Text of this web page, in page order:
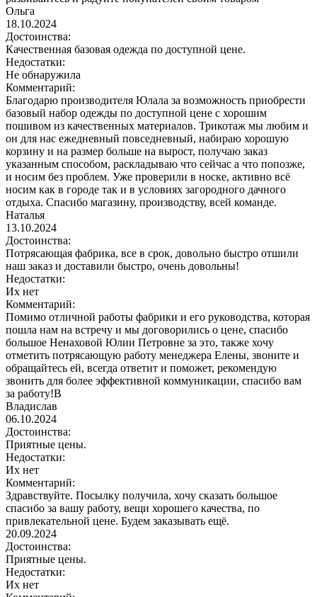
Ольга
18.10.2024
Достоинства:
Качественная базовая одежда по доступной цене.
Недостатки:
Не обнаружила
Комментарий:
Благодарю производителя Юлала за возможность приобрести
базовый набор одежды по доступной цене с хорошим
пошивом из качественных материалов. Трикотаж мы любим и
он для нас ежедневный повседневный, набираю хорошую
корзину и на размер больше на вырост, получаю заказ
указанным способом, раскладываю что сейчас а что попозже,
и носим без проблем. Уже проверили в носке, активно всё
носим как в городе так и в условиях загородного дачного
отдыха. Спасибо магазину, производству, всей команде.
Наталья
13.10.2024
Достоинства:
Потрясающая фабрика, все в срок, довольно быстро отшили
наш заказ и доставили быстро, очень довольны!
Недостатки:
Их нет
Комментарий:
Помимо отличной работы фабрики и его руководства, которая
пошла нам на встречу и мы договорились о цене, спасибо
большое Ненаховой Юлии Петровне за это, также хочу
отметить потрясающую работу менеджера Елены, звоните и
обращайтесь ей, всегда ответит и поможет, рекомендую
звонить для более эффективной коммуникации, спасибо вам
за работу!В
Владислав
06.10.2024
Достоинства:
Приятные цены.
Недостатки:
Их нет
Комментарий:
Здравствуйте. Посылку получила, хочу сказать большое
спасибо за вашу работу, вещи хорошего качества, по
привлекательной цене. Будем заказывать ещё.
20.09.2024
Достоинства:
Приятные цены.
Недостатки:
Их нет